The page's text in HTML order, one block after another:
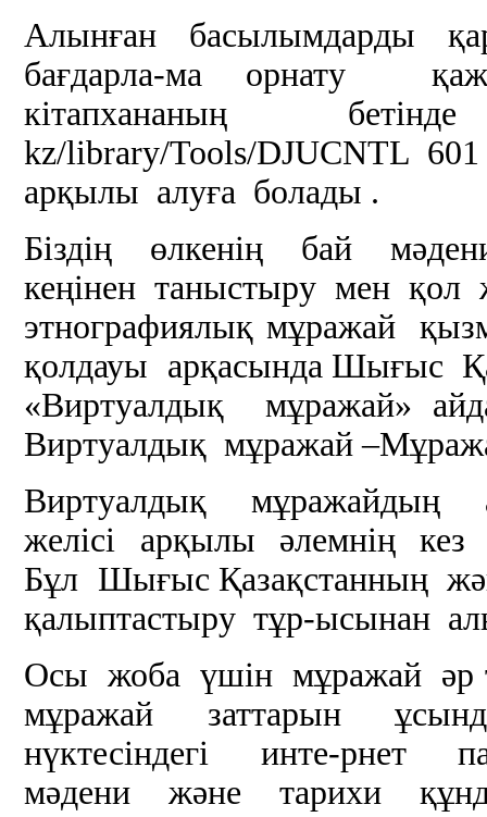
Алынған басылымдарды
бағдарла-ма орнату
кітапхананың
kz/library/Tools/DJUCNTL
арқылы алуға болады .
Біздің өлкенің бай
кеңінен таныстыру мен қол
этнографиялық мұражай
қолдауы арқасында Шығыс
«Виртуалдық мұражай»
Виртуалдық мұражай
Виртуалдық мұражайдың
желісі арқылы әлемнің кез
Бұл Шығыс Қазақстанның
қалыптастыру тұр-ысынан
Осы жоба үшін мұражай әр
мұражай заттарын
нүктесіндегі инте-рнет
мәдени және тарихи